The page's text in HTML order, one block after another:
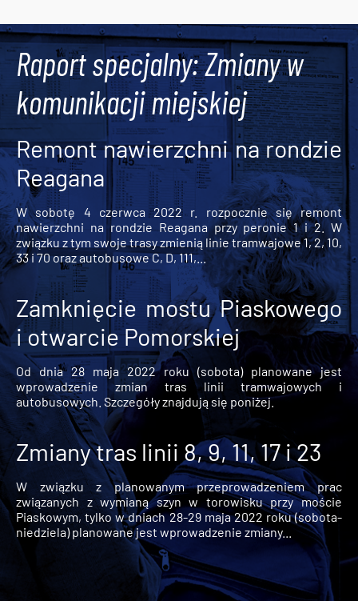
Raport specjalny: Zmiany w
komunikacji miejskiej
Remont nawierzchni na rondzie
Reagana
W sobotę 4 czerwca 2022 r. rozpocznie się remont
nawierzchni na rondzie Reagana przy peronie 1 i 2. W
związku z tym swoje trasy zmienią linie tramwajowe 1, 2, 10,
33 i 70 oraz autobusowe C, D, 111,...
Zamknięcie mostu Piaskowego
i otwarcie Pomorskiej
Od dnia 28 maja 2022 roku (sobota) planowane jest
wprowadzenie zmian tras linii tramwajowych i
autobusowych. Szczegóły znajdują się poniżej.
Zmiany tras linii 8, 9, 11, 17 i 23
W związku z planowanym przeprowadzeniem prac
związanych z wymianą szyn w torowisku przy moście
Piaskowym, tylko w dniach 28-29 maja 2022 roku (sobota-
niedziela) planowane jest wprowadzenie zmiany...